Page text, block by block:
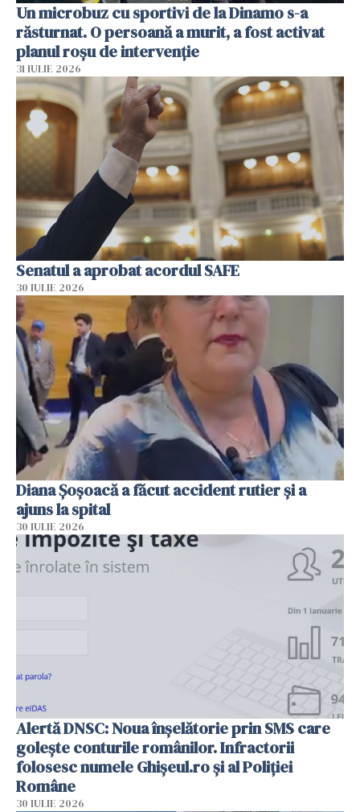
Un microbuz cu sportivi de la Dinamo s-a
răsturnat. O persoană a murit, a fost activat
planul roșu de intervenție
31 IULIE 2026
Senatul a aprobat acordul SAFE
30 IULIE 2026
Diana Șoșoacă a făcut accident rutier și a
ajuns la spital
30 IULIE 2026
Alertă DNSC: Noua înșelătorie prin SMS care
golește conturile românilor. Infractorii
folosesc numele Ghișeul.ro și al Poliției
Române
30 IULIE 2026